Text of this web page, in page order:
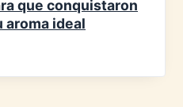
que conquistaron
aroma ideal